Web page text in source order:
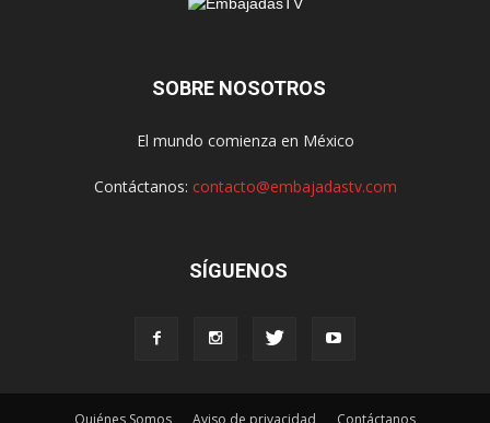
SOBRE NOSOTROS
El mundo comienza en México
Contáctanos: contacto@embajadastv.com
SÍGUENOS